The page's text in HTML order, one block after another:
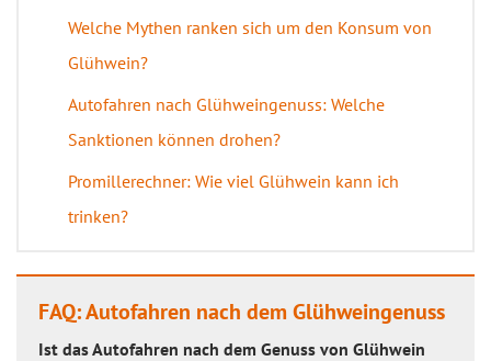
Welche Mythen ranken sich um den Konsum von
Glühwein?
Autofahren nach Glühweingenuss: Welche
Sanktionen können drohen?
Promillerechner: Wie viel Glühwein kann ich
trinken?
FAQ: Autofahren nach dem Glühweingenuss
Ist das Autofahren nach dem Genuss von Glühwein